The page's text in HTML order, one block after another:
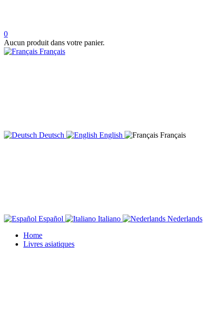
0
Aucun produit dans votre panier.
Français
Deutsch English Français
Español Italiano
Nederlands
Home
Livres asiatiques